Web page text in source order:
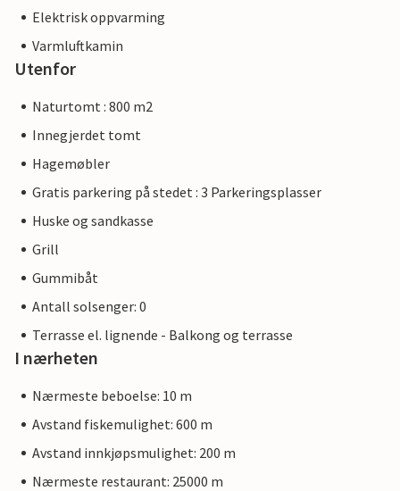
Elektrisk oppvarming
Varmluftkamin
Utenfor
Naturtomt : 800 m2
Innegjerdet tomt
Hagemøbler
Gratis parkering på stedet : 3 Parkeringsplasser
Huske og sandkasse
Grill
Gummibåt
Antall solsenger: 0
Terrasse el. lignende - Balkong og terrasse
I nærheten
Nærmeste beboelse: 10 m
Avstand fiskemulighet: 600 m
Avstand innkjøpsmulighet: 200 m
Nærmeste restaurant: 25000 m